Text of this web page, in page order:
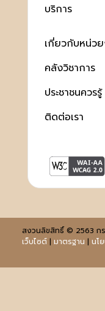
บริการ
เกี่ยวกับหน่ว
คลังวิชาการ
ประชาชนควรรู้
ติดต่อเรา
สงวนลิขสิทธิ์ © 2563 ก
เว็บไซต์| มาตรฐาน | นโ